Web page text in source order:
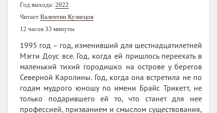
Год выхода: 2022
Читает Валентин Кузнецов
12 часов 33 минуты
1995 год – год, изменивший для шестнадцатилетней
Мэгги Доус все. Год, когда ей пришлось переехать в
маленький тихий городишко на острове у берегов
Северной Каролины. Год, когда она встретила не по
годам мудрого юношу по имени Брайс Трикетт, не
только подарившего ей то, что станет для нее
профессией, призванием и смыслом существования,